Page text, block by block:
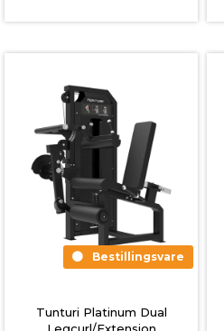
Bestillingsvare
Tunturi Platinum Dual